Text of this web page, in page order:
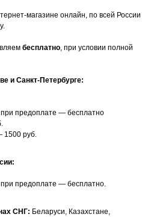
магазине онлайн, по всей России
бесплатно, при условии полной
и Санкт-Петербурге:
предоплате — бесплатно
1500 руб.
предоплате — бесплатно.
СНГ: Беларуси, Казахстане,